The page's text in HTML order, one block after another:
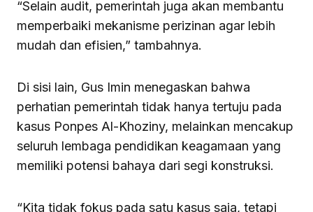
“Selain audit, pemerintah juga akan membantu
memperbaiki mekanisme perizinan agar lebih
mudah dan efisien,” tambahnya.
Di sisi lain, Gus Imin menegaskan bahwa
perhatian pemerintah tidak hanya tertuju pada
kasus Ponpes Al-Khoziny, melainkan mencakup
seluruh lembaga pendidikan keagamaan yang
memiliki potensi bahaya dari segi konstruksi.
“Kita tidak fokus pada satu kasus saja, tetapi